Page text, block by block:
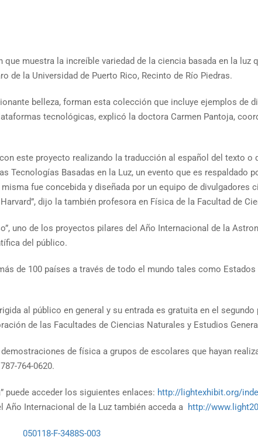
muestra la increíble variedad de la ciencia basada en la luz
de la Universidad de Puerto Rico, Recinto de Río Piedras.
belleza, forman esta colección que incluye ejemplos de
tecnológicas, explicó la doctora Carmen Pantoja,
este proyecto realizando la traducción al español del texto o
Tecnologías Basadas en la Luz, un evento que es respaldado
fue concebida y diseñada por un equipo de divulgadores
dijo la también profesora en Física de la Facultad de
uno de los proyectos pilares del Año Internacional de la
del público.
de 100 países a través de todo el mundo tales como Estados
al público en general y su entrada es gratuita en el
de las Facultades de Ciencias Naturales y Estudios
de física a grupos de escolares que hayan
764-0620.
puede acceder los siguientes enlaces: http://lightexhibit.org/
Internacional de la Luz también acceda a http://